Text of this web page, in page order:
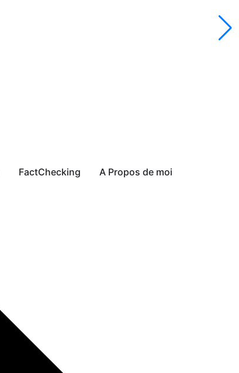
FactChecking A Propos de moi